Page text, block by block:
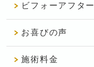
ビフォーアフター
お喜びの声
施術料金